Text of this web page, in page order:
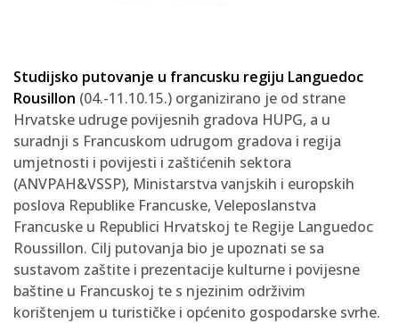
Studijsko putovanje u francusku regiju Languedoc
Rousillon (04.-11.10.15.) organizirano je od strane
Hrvatske udruge povijesnih gradova HUPG, a u
suradnji s Francuskom udrugom gradova i regija
umjetnosti i povijesti i zaštićenih sektora
(ANVPAH&VSSP), Ministarstva vanjskih i europskih
poslova Republike Francuske, Veleposlanstva
Francuske u Republici Hrvatskoj te Regije Languedoc
Roussillon. Cilj putovanja bio je upoznati se sa
sustavom zaštite i prezentacije kulturne i povijesne
baštine u Francuskoj te s njezinim održivim
korištenjem u turističke i općenito gospodarske svrhe.